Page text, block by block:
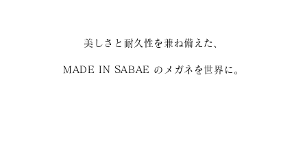
美しさと耐久性を兼ね備えた、
MADE IN SABAE のメガネを世界に。